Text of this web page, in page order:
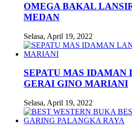
OMEGA BAKAL
MEDAN
Selasa, April 19, 2022
SEPATU MAS IDAMAN
GERAI GINO MARIANI
Selasa, April 19, 2022